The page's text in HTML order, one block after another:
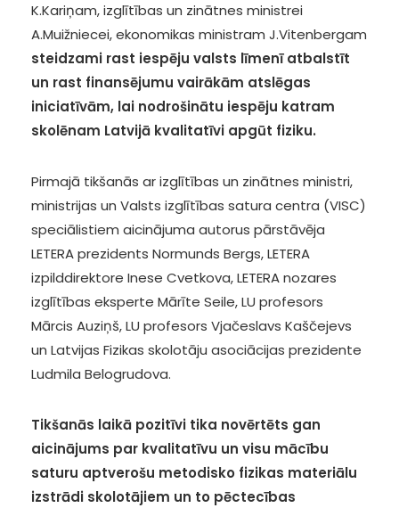
K.Kariņam, izglītības un zinātnes ministrei
A.Muižniecei, ekonomikas ministram J.Vitenbergam
steidzami rast iespēju valsts līmenī atbalstīt
un rast finansējumu vairākām atslēgas
iniciatīvām, lai nodrošinātu iespēju katram
skolēnam Latvijā kvalitatīvi apgūt fiziku.
Pirmajā tikšanās ar izglītības un zinātnes ministri,
ministrijas un Valsts izglītības satura centra (VISC)
speciālistiem aicinājuma autorus pārstāvēja
LETERA prezidents Normunds Bergs, LETERA
izpilddirektore Inese Cvetkova, LETERA nozares
izglītības eksperte Mārīte Seile, LU profesors
Mārcis Auziņš, LU profesors Vjačeslavs Kaščejevs
un Latvijas Fizikas skolotāju asociācijas prezidente
Ludmila Belogrudova.
Tikšanās laikā pozitīvi tika novērtēts gan
aicinājums par kvalitatīvu un visu mācību
saturu aptverošu metodisko fizikas materiālu
izstrādi skolotājiem un to pēctecības